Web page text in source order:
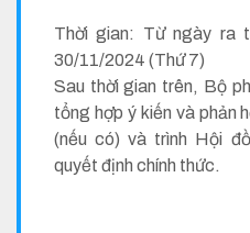
Thời gian: Từ ngày ra
30/11/2024 (Thứ 7)
Sau thời gian trên, Bộ
tổng hợp ý kiến và phản
(nếu có) và trình Hội
quyết định chính thức.